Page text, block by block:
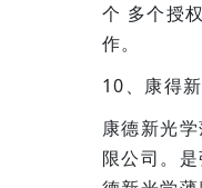
个 多个授
作。
10、康得
康德新光
限公司。